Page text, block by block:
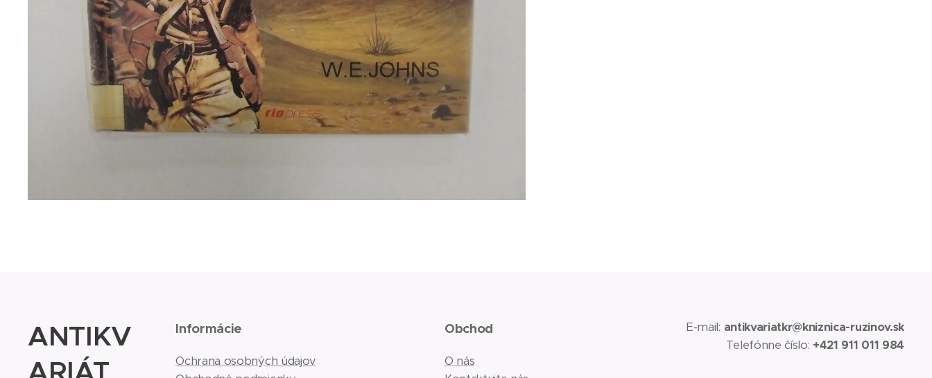
ANTIKV
ARIÁT
Informácie
Ochrana osobných údajov
Obchod
O nás
E-mail: antikvariatkr@kniznica-ruzinov.sk
Telefónne číslo: +421 911 011 984